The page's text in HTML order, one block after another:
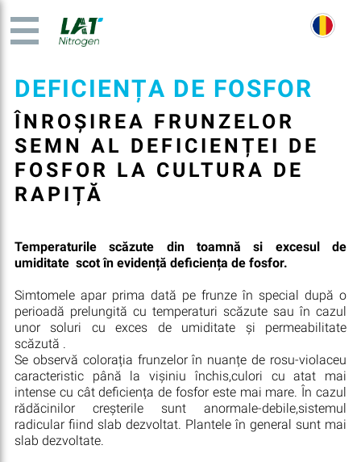
DEFICIENȚA DE FOSFOR
ÎNROȘIREA FRUNZELOR
SEMN AL DEFICIENȚEI DE
FOSFOR LA CULTURA DE
RAPIȚĂ
Temperaturile scăzute din toamnă si excesul de
umiditate scot în evidență deficiența de fosfor.
Simtomele apar prima dată pe frunze în special după o
perioadă prelungită cu temperaturi scăzute sau în cazul
unor soluri cu exces de umiditate și permeabilitate
scăzută .
Se observă colorația frunzelor în nuanțe de rosu-violaceu
caracteristic până la vișiniu închis,culori cu atat mai
intense cu cât deficiența de fosfor este mai mare. În cazul
rădăcinilor creșterile sunt anormale-debile,sistemul
radicular fiind slab dezvoltat. Plantele în general sunt mai
slab dezvoltate.